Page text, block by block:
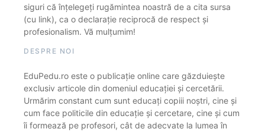
siguri că înțelegeți rugămintea noastră de a cita sursa
(cu link), ca o declarație reciprocă de respect și
profesionalism. Vă mulțumim!
DESPRE NOI
EduPedu.ro este o publicație online care găzduiește
exclusiv articole din domeniul educației și cercetării.
Urmărim constant cum sunt educați copiii noștri, cine și
cum face politicile din educație și cercetare, cine și cum
îi formează pe profesori, cât de adecvate la lumea în